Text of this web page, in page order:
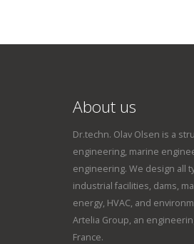
About us
Dr.techn. Olav Olsen is a
engineering, marine
engineering. We design all
industrial facilities, dams,
energy, HVAC, and
Artelia Group, an
France.